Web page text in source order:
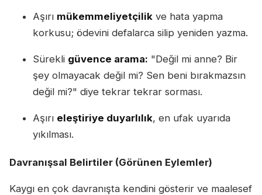
Aşırı mükemmeliyetçilik ve hata yapma
korkusu; ödevini defalarca silip yeniden yazma.
Sürekli güvence arama: "Değil mi anne? Bir
şey olmayacak değil mi? Sen beni bırakmazsın
değil mi?" diye tekrar tekrar sorması.
Aşırı eleştiriye duyarlılık, en ufak uyarıda
yıkılması.
Davranışsal Belirtiler (Görünen Eylemler)
Kaygı en çok davranışta kendini gösterir ve maalesef